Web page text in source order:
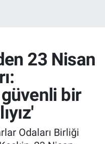
23 Nisan
güvenli bir
Odaları Birliği